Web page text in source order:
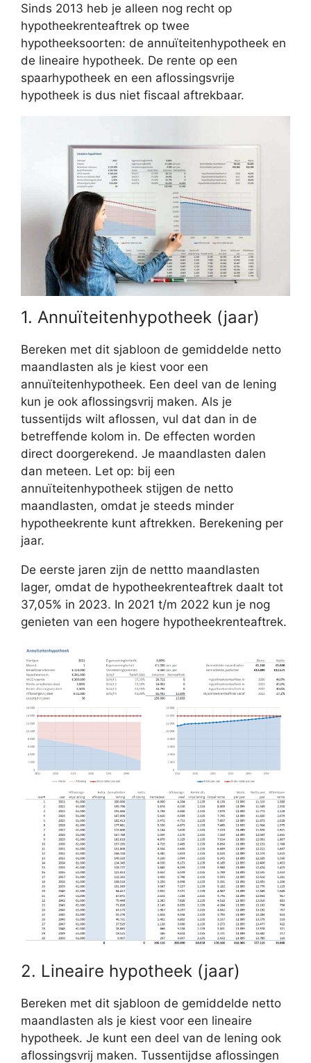
Sinds 2013 heb je alleen nog recht op
hypotheekrenteaftrek op twee
hypotheeksoorten: de annuïteitenhypotheek en
de lineaire hypotheek. De rente op een
spaarhypotheek en een aflossingsvrije
hypotheek is dus niet fiscaal aftrekbaar.
1. Annuïteitenhypotheek (jaar)
Bereken met dit sjabloon de gemiddelde netto
maandlasten als je kiest voor een
annuïteitenhypotheek. Een deel van de lening
kun je ook aflossingsvrij maken. Als je
tussentijds wilt aflossen, vul dat dan in de
betreffende kolom in. De effecten worden
direct doorgerekend. Je maandlasten dalen
dan meteen. Let op: bij een
annuïteitenhypotheek stijgen de netto
maandlasten, omdat je steeds minder
hypotheekrente kunt aftrekken. Berekening per
jaar.
De eerste jaren zijn de nettto maandlasten
lager, omdat de hypotheekrenteaftrek daalt tot
37,05% in 2023. In 2021 t/m 2022 kun je nog
genieten van een hogere hypotheekrenteaftrek.
2. Lineaire hypotheek (jaar)
Bereken met dit sjabloon de gemiddelde netto
maandlasten als je kiest voor een lineaire
hypotheek. Je kunt een deel van de lening ook
aflossingsvrij maken. Tussentijdse aflossingen